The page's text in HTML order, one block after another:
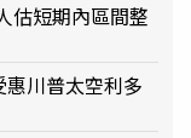
估短期內區間整
川普太空利多